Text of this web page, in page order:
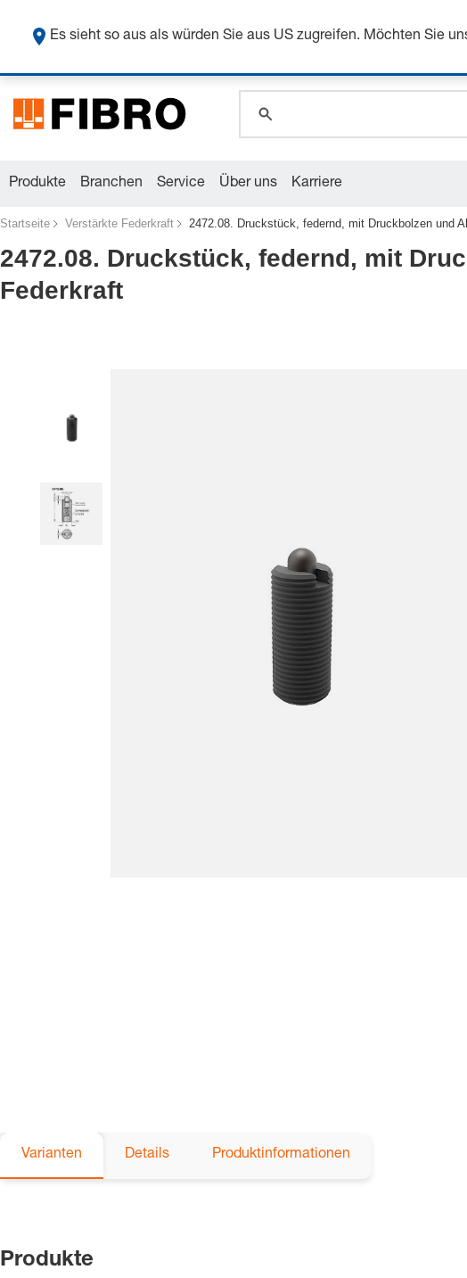
Sichern Sie
Produkte Branchen Service Über uns Karriere
Startseite Verstärkte Federkraft 2472.08. Druckstück, federnd, mit Druckbolzen und
2472.08. Druckstück, federnd, mit
Federkraft
Varianten Details Produktinformationen
Produkte
Es sieht so aus als würden Sie aus US zugreifen. Möchten Sie